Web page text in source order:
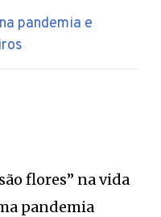
pandemia e
flores” na vida
pandemia